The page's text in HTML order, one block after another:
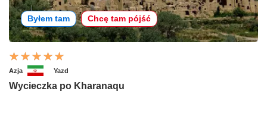
Byłem tam Chcę tam pójść
Azja Yazd
Wycieczka po Kharanaqu